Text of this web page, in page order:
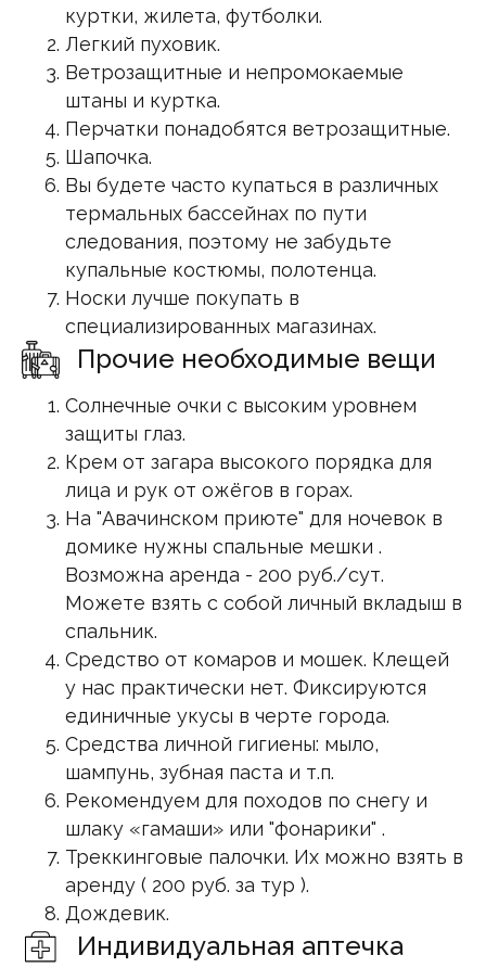
куртки, жилета, футболки.
Легкий пуховик.
Ветрозащитные и непромокаемые
штаны и куртка.
Перчатки понадобятся ветрозащитные.
Шапочка.
Вы будете часто купаться в различных
термальных бассейнах по пути
следования, поэтому не забудьте
купальные костюмы, полотенца.
Носки лучше покупать в
специализированных магазинах.
Прочие необходимые вещи
Солнечные очки с высоким уровнем
защиты глаз.
Крем от загара высокого порядка для
лица и рук от ожёгов в горах.
На "Авачинском приюте" для ночевок в
домике нужны спальные мешки .
Возможна аренда - 200 руб./сут.
Можете взять с собой личный вкладыш в
спальник.
Средство от комаров и мошек. Клещей
у нас практически нет. Фиксируются
единичные укусы в черте города.
Средства личной гигиены: мыло,
шампунь, зубная паста и т.п.
Рекомендуем для походов по снегу и
шлаку «гамаши» или "фонарики" .
Треккинговые палочки. Их можно взять в
аренду ( 200 руб. за тур ).
Дождевик.
Индивидуальная аптечка